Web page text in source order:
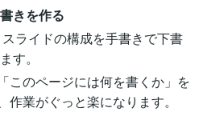
きを作る
ライドの構成を手書きで下書
す。
このページには何を書くか」を
業がぐっと楽になります。